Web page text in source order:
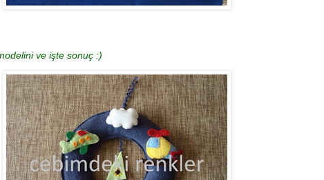
ve işte sonuç :)